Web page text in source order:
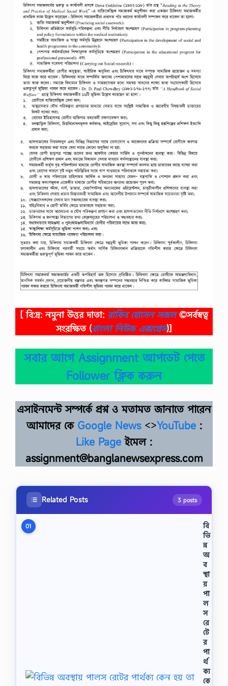
[ বি:দ্র: নমুনা উত্তর দাতা: রাকিব হোসেন সজল©সর্বস্বত্ব
সংরক্ষিত (বাংলা নিউজ এক্সপ্রেস)]
সবার আগে Assignment আপডেট পেতে
Follower ক্লিক করুন
এসাইনমেন্ট সম্পর্কে প্রশ্ন ও মতামত জানাতে পারেন
আমাদের কে Google News<>YouTube :
Like Page ইমেল :
assignment@banglanewsexpress.com
Related Posts 3 posts
01
বি
ভি
ন্ন
অ
ব
স্থা
য়
পা
ল
স
রে
টে
র
পা
র্থ
ক্য
কে